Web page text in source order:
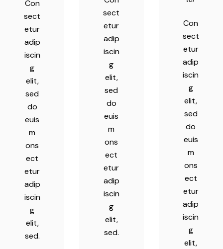
Con
sect
etur
adip
iscin
g
elit,
sed
do
euis
m
ons
ect
etur
adip
iscin
g
elit,
sed.
sect
etur
adip
iscin
g
elit,
sed
do
euis
m
ons
ect
etur
adip
iscin
g
elit,
sed.
Con
sect
etur
adip
iscin
g
elit,
sed
do
euis
m
ons
ect
etur
adip
iscin
g
elit,